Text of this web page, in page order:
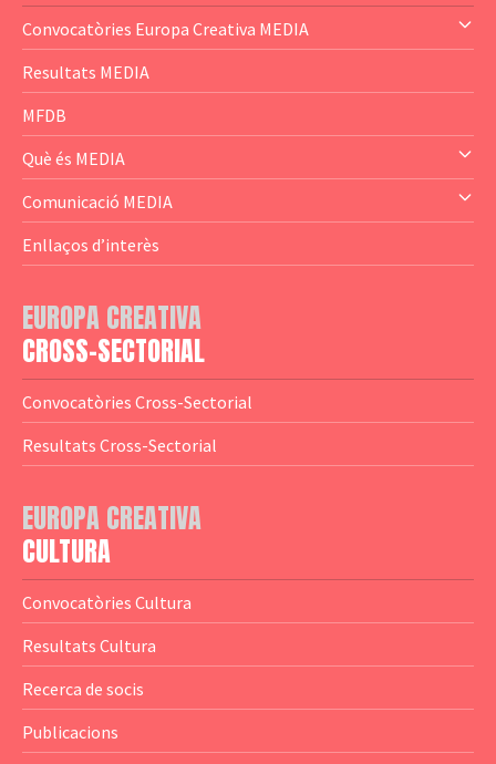
Convocatòries Europa Creativa MEDIA
— Content Cluster
— Business Cluster
— Audience Cluster
— Altres
Resultats MEDIA
MFDB
Què és MEDIA
— El subprograma MEDIA
— Agència Executiva
— Logotips
Comunicació MEDIA
— Estrenes a Catalunya
— Notícies
— Publicacions
— Guies MEDIA
— Altres Guies
— Presentacions
— Estudis
Enllaços d’interès
EUROPA CREATIVA
CROSS-SECTORIAL
Convocatòries Cross-Sectorial
Resultats Cross-Sectorial
EUROPA CREATIVA
CULTURA
Convocatòries Cultura
Resultats Cultura
Recerca de socis
Publicacions